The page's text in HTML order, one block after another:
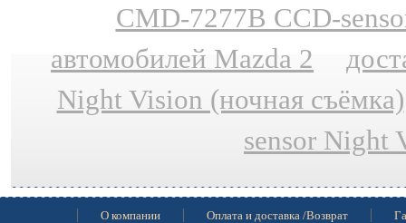
CMD-7277B CCD-
автомобилей Mazda 2
Night Vision (ночная съёмка)
sensor Night
О компании Оплата и доставка /Возврат